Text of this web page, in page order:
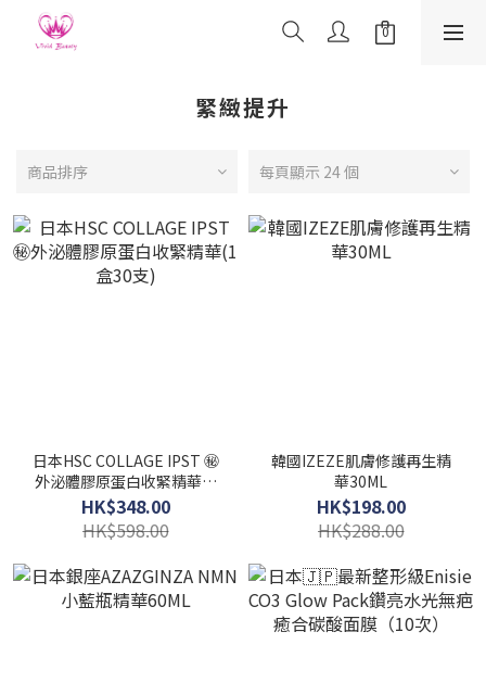
緊緻提升
商品排序 每頁顯示 24 個
日本HSC COLLAGE IPST ㊙️
外泌體膠原蛋白收緊精華(1
盒30支)
HK$348.00
HK$598.00
韓國IZEZE肌膚修護再生精
華30ML
HK$198.00
HK$288.00